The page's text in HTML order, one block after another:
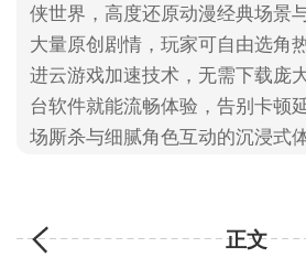
侠世界，高度还原动漫经典场景
大量原创剧情，玩家可自由选角
进云游戏加速技术，无需下载庞
台软件就能流畅体验，告别卡顿
场厮杀与细腻角色互动的沉浸式
正文